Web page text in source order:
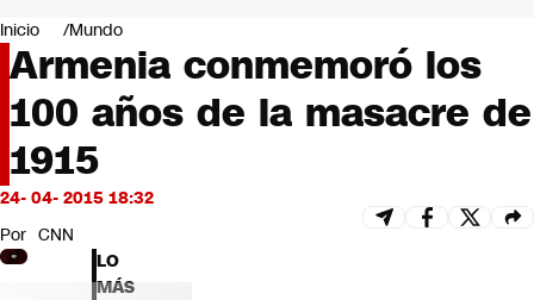
Negocios
Deportes
Programas completos
Cultura
Servicios
Bits
CNN tiempo
Futuro 360
Opinión
Inicio Mundo
Armenia conmemoró los
100 años de la masacre de
1915
24- 04- 2015 18:32
Por CNN
LO
MÁS